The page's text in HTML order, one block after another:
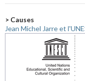
> Causes
Jean Michel Jarre et